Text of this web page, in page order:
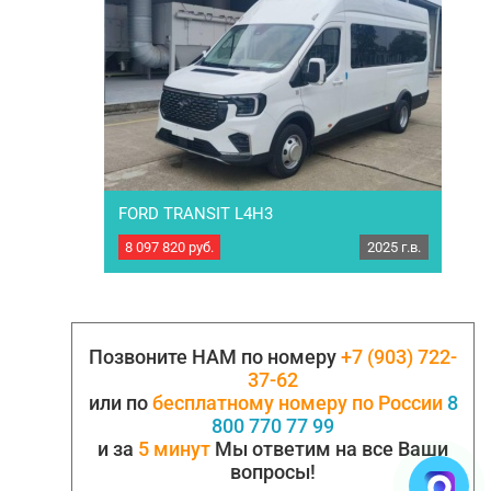
топливного бака (л):…
FORD TRANSIT L4H3 ( TURIST 17+1 ) 2025 года
(задний) Грузоподъемность по ПТС, кг: 985…
FORD TRANSIT L4H3
8 097 820 руб. 2025 г.в.
Позвоните НАМ по номеру+7 (903) 722-
37-62
или побесплатному номеру по России 8
800 770 77 99
и за 5 минут Мы ответим на все Ваши
вопросы!